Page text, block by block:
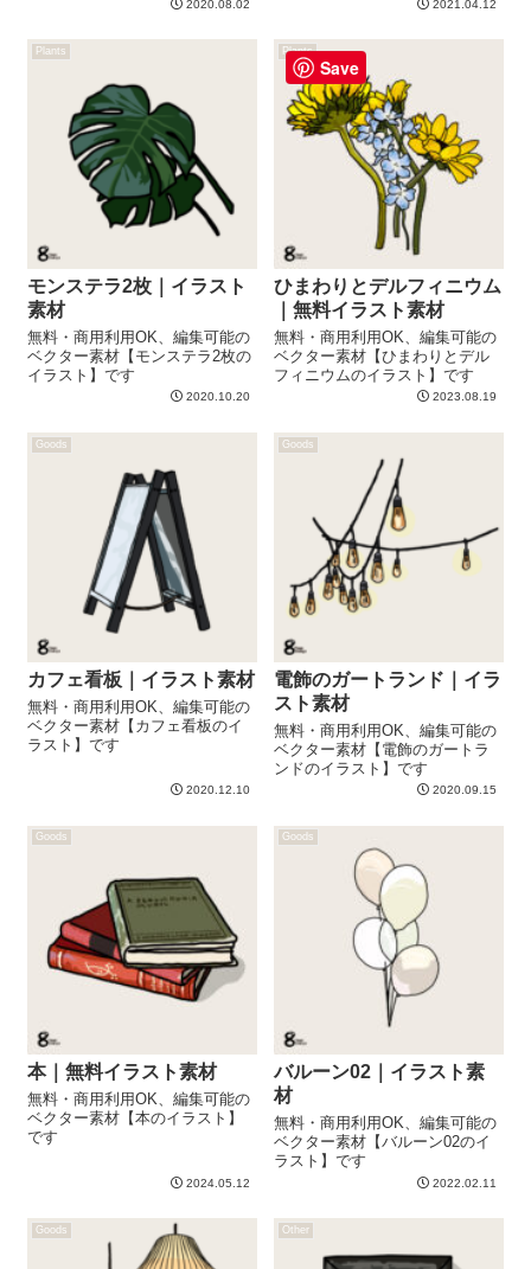
2020.08.02 2021.04.12
Plants
モンステラ2枚｜イラスト
素材
無料・商用利用OK、編集可能の
ベクター素材【モンステラ2枚の
イラスト】です
2020.10.20
Plants
ひまわりとデルフィニウム
｜無料イラスト素材
無料・商用利用OK、編集可能の
ベクター素材【ひまわりとデル
フィニウムのイラスト】です
2023.08.19
Goods
カフェ看板｜イラスト素材
無料・商用利用OK、編集可能の
ベクター素材【カフェ看板のイ
ラスト】です
2020.12.10
Goods
電飾のガートランド｜イラ
スト素材
無料・商用利用OK、編集可能の
ベクター素材【電飾のガートラ
ンドのイラスト】です
2020.09.15
Goods
本｜無料イラスト素材
無料・商用利用OK、編集可能の
ベクター素材【本のイラスト】
です
2024.05.12
Goods
バルーン02｜イラスト素
材
無料・商用利用OK、編集可能の
ベクター素材【バルーン02のイ
ラスト】です
2022.02.11
Goods Other
Save